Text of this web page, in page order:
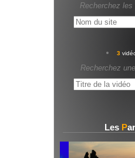
Recherchez
3
Recherchez
Les P